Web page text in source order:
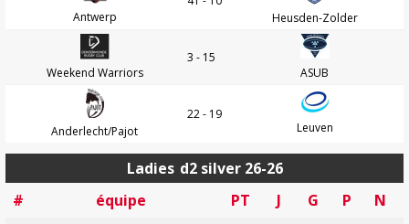
Antwerp
Heusden-Zolder
Weekend Warriors
3 - 15
ASUB
Anderlecht/Pajot
22 - 19
Leuven
Ladies d2 silver 26-26
#
équipe PT J G P
N